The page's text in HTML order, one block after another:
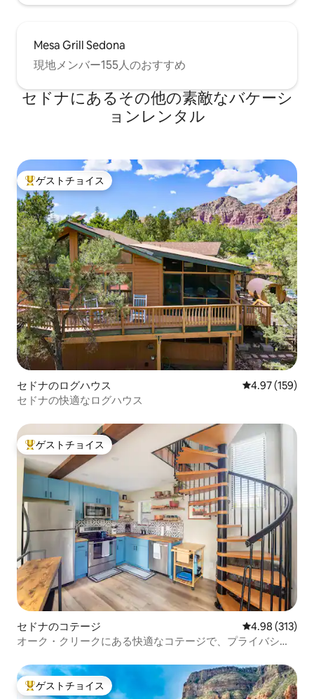
Mesa Grill Sedona
現地メンバー155人のおすすめ
セドナにあるその他の素敵なバケーシ
ョンレンタル
大好評のゲストチョイスです。
ゲストチョイス
セドナのログハウス レビュー159
4.97 (159)
セドナの快適なログハウス
大好評のゲストチョイスです。
ゲストチョイス
セドナのコテージ レビュー313
4.98 (313)
オーク・クリークにある快適なコテージで、プライバシー
大好評のゲストチョイスです。
ゲストチョイス